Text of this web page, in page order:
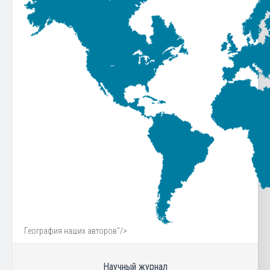
География наших авторов"/>
Научный журнал